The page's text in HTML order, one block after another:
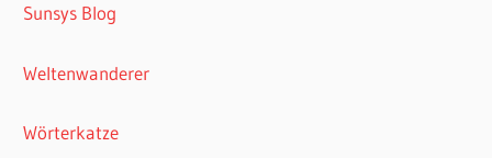
Sunsys Blog
Weltenwanderer
Wörterkatze